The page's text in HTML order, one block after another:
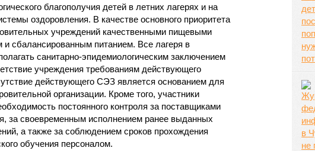
благополучия детей в летних лагерях и на
оздоровления. В качестве основного приоритета
учреждений качественными пищевыми
сбалансированным питанием. Все лагеря в
санитарно-эпидемиологическим заключением
учреждения требованиям действующего
действующего СЭЗ является основанием для
организации. Кроме того, участники
постоянного контроля за поставщиками
за своевременным исполнением ранее выданных
а также за соблюдением сроков прохождения
обучения персоналом.